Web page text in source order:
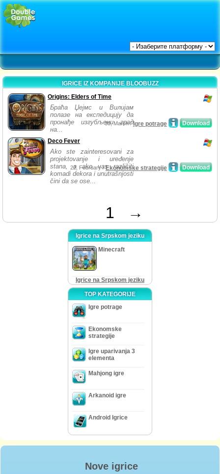
IGRICE IZ KOMPANIJE BLOOBUZZ
Origins: Elders of Time
Браћа Џејмс и Вилијам
полазе на експедицију да
пронађе изгубљени град
на...
Download
30, March /Igre potrage
Deco Fever
Ako ste zainteresovani za
projektovanje i uređenje
stana, a ako vas različiti
komadi dekora i unutrašnjosti
čini da se ose...
Download
22, February /Ekonomske strategije
1 →
Igrice na Srpskom jeziku
Minecraft
Igrice na Srpskom jeziku
TOP KATEGORIJE
Igre potrage
Ekonomske
strategije
Igre uparivanja 3
elementa
Mahjong igre
Arkanoid igre
Android Igrice
Nove igrice